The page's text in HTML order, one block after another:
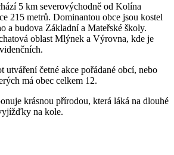
5 km severovýchodně od Kolína
215 metrů. Dominantou obce jsou kostel
a budova Základní a Mateřské školy.
oblast Mlýnek a Výrovna, kde je
utváření četné akce pořádané obcí, nebo
má obec celkem 12.
krásnou přírodou, která láká na dlouhé
na kole.